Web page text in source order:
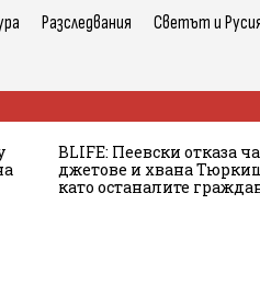
Разследвания Светът и
BLIFE: Пеевски отказа
джетове и хвана
като останалите